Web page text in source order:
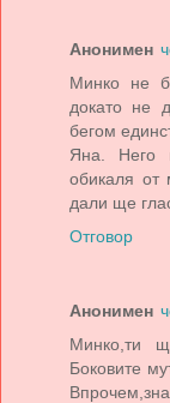
Анонимен
Минко не
докато не
бегом
Яна. Него
обикаля от
дали ще
Отговор
Анонимен
Минко,ти
Боковите